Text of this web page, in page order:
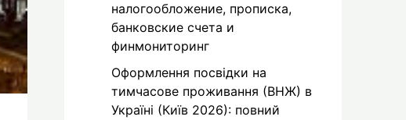
налогообложение, прописка,
банковские счета и
финмониторинг
Оформлення посвідки на
тимчасове проживання (ВНЖ) в
Україні (Київ 2026): повний